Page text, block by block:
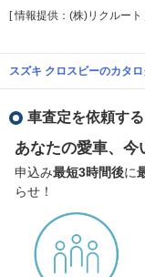
[ 情報提供：(株)リクルート
スズキ クロスビーのカタ
車査定を依頼する
あなたの愛車、今
申込み最短3時間後に
らせ！